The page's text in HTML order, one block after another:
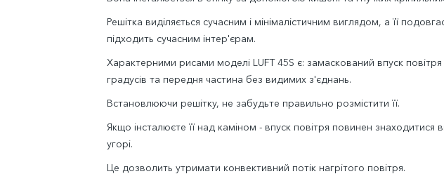
Решітка виділяється сучасним і мінімалістичним виглядом, а її
підходить сучасним інтер'єрам.
Характерними рисами моделі LUFT 45S є: замаскований впуск
градусів та передня частина без видимих з'єднань.
Встановлюючи решітку, не забудьте правильно розмістити її.
Якщо інсталюєте її над каміном - впуск повітря повинен знаходитися
угорі.
Це дозволить утримати конвективний потік нагрітого повітря.